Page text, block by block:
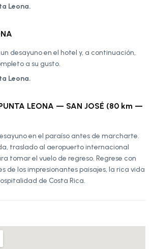
Leona.
desayuno en el hotel y, a continuación,
a su gusto.
Leona.
LEONA — SAN JOSÉ (80 km —
en el paraíso antes de marcharte.
traslado al aeropuerto internacional
tomar el vuelo de regreso. Regrese con
de los impresionantes paisajes, la rica vida
de Costa Rica.